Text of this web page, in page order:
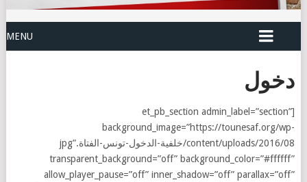
MENU
دخول
[et_pb_section admin_label=”section”
background_image=”https://tounesaf.org/wp-
content/uploads/2016/08/خلفية-الدخول-تونس-الفتاة.jpg”
transparent_background=”off” background_color=”#ffffff”
allow_player_pause=”off” inner_shadow=”off” parallax=”off”